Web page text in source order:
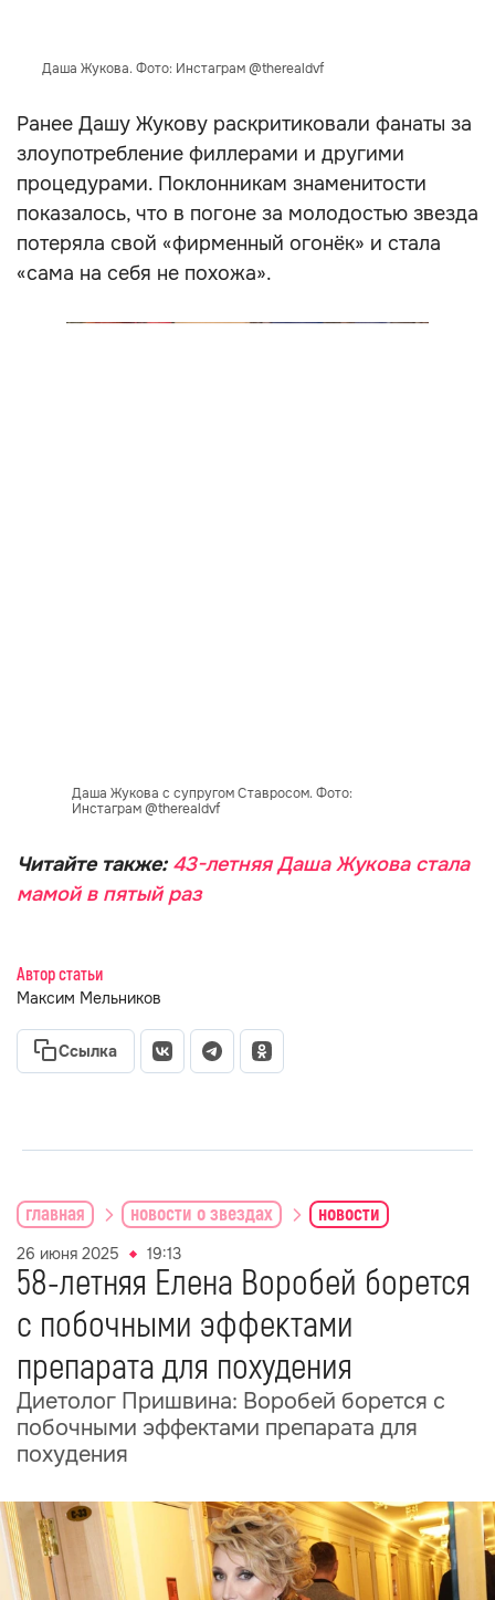
Даша Жукова. Фото: Инстаграм @therealdvf
Ранее Дашу Жукову раскритиковали фанаты за
злоупотребление филлерами и другими
процедурами. Поклонникам знаменитости
показалось, что в погоне за молодостью звезда
потеряла свой «фирменный огонёк» и стала
«сама на себя не похожа».
Даша Жукова с супругом Ставросом. Фото:
Инстаграм @therealdvf
Читайте также: 43-летняя Даша Жукова стала
мамой в пятый раз
Автор статьи
Максим Мельников
Ссылка
главная новости о звездах новости
26 июня 2025 19:13
58-летняя Елена Воробей борется
с побочными эффектами
препарата для похудения
Диетолог Пришвина: Воробей борется с
побочными эффектами препарата для
похудения